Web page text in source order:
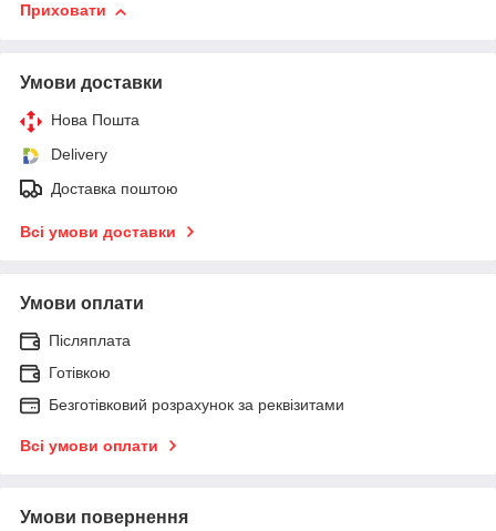
Приховати
Умови доставки
Нова Пошта
Delivery
Доставка поштою
Всі умови доставки
Умови оплати
Післяплата
Готівкою
Безготівковий розрахунок за реквізитами
Всі умови оплати
Умови повернення